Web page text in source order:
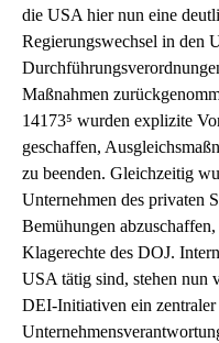
die USA hier nun eine
Regierungswechsel in den
Maßnahmen
14173⁵ wurden explizite
geschaffen,
zu beenden. Gleichzeitig
Unternehmen des privaten
Bemühungen
Klagerechte des DOJ.
USA tätig sind, stehen nun
DEI-Initiativen ein zentraler